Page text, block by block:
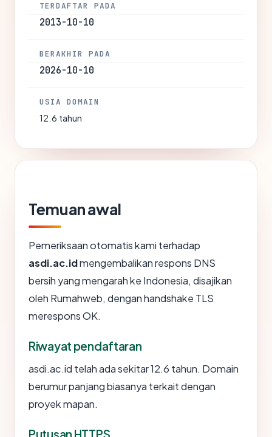
TERDAFTAR PADA
2013-10-10
BERAKHIR PADA
2026-10-10
USIA DOMAIN
12.6 tahun
Temuan awal
Pemeriksaan otomatis kami terhadap
asdi.ac.idmengembalikan respons DNS
bersih yang mengarah ke Indonesia, disajikan
oleh Rumahweb, dengan handshake TLS
merespons OK.
Riwayat pendaftaran
asdi.ac.id telah ada sekitar 12.6 tahun. Domain
berumur panjang biasanya terkait dengan
proyek mapan.
Putusan HTTPS